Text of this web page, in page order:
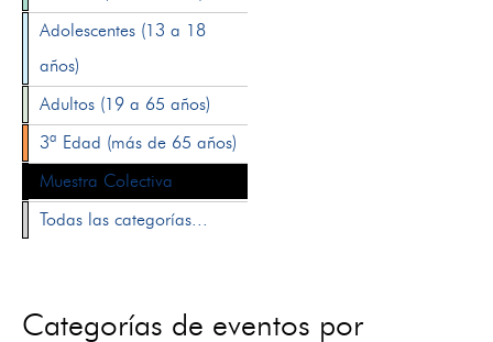
Adolescentes (13 a 18
años)
Adultos (19 a 65 años)
3ª Edad (más de 65 años)
Muestra Colectiva
Todas las categorías...
Categorías de eventos por